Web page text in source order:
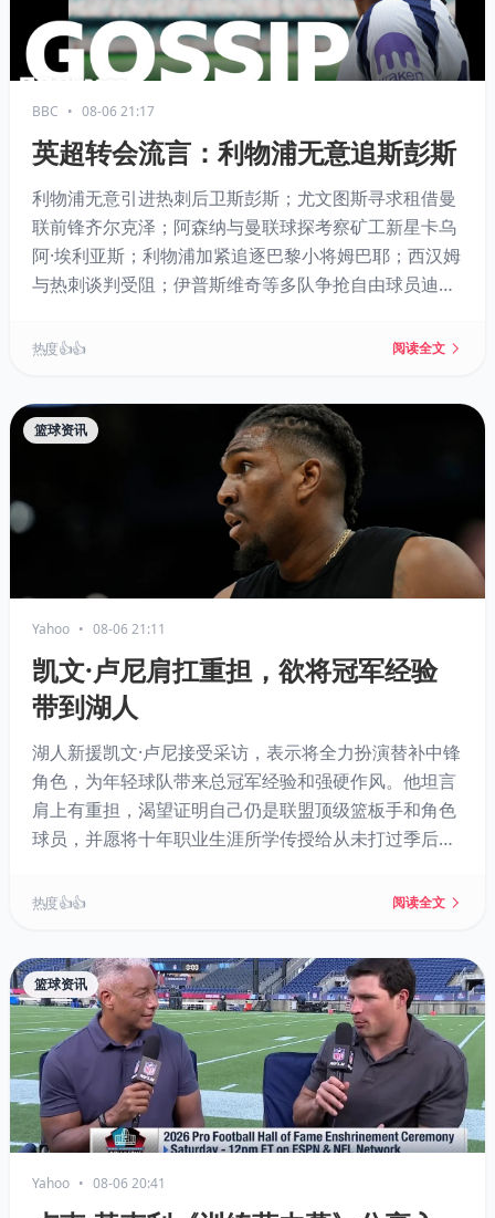
BBC • 08-06 21:17
英超转会流言：利物浦无意追斯彭斯
利物浦无意引进热刺后卫斯彭斯；尤文图斯寻求租借曼
联前锋齐尔克泽；阿森纳与曼联球探考察矿工新星卡乌
阿·埃利亚斯；利物浦加紧追逐巴黎小将姆巴耶；西汉姆
与热刺谈判受阻；伊普斯维奇等多队争抢自由球员迪亚
利；桑德兰有望签下卡塔莫。
热度 👍👍 阅读全文
篮球资讯
Yahoo • 08-06 21:11
凯文·卢尼肩扛重担，欲将冠军经验
带到湖人
湖人新援凯文·卢尼接受采访，表示将全力扮演替补中锋
角色，为年轻球队带来总冠军经验和强硬作风。他坦言
肩上有重担，渴望证明自己仍是联盟顶级篮板手和角色
球员，并愿将十年职业生涯所学传授给从未打过季后赛
升湖人板凳深度。
热度 👍👍 阅读全文
篮球资讯
Yahoo • 08-06 20:41